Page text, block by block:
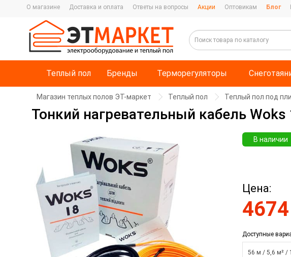
О магазине Доставка и оплата Ответы на вопросы Акции Оптовикам Блог
Теплый пол Бренды Терморегуляторы
Магазин теплых полов ЭТ-маркет Теплый пол Теплый пол под
Тонкий нагревательный кабель
В наличии
Цена:
4674
Доступные
56 м / 5,6 м² /